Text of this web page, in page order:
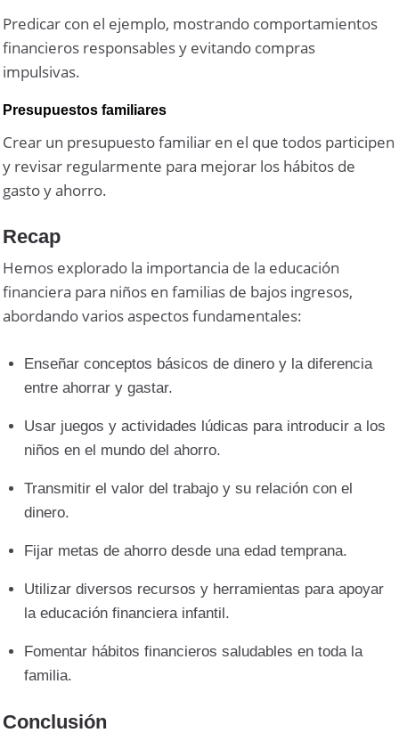
Predicar con el ejemplo, mostrando comportamientos
financieros responsables y evitando compras
impulsivas.
Presupuestos familiares
Crear un presupuesto familiar en el que todos participen
y revisar regularmente para mejorar los hábitos de
gasto y ahorro.
Recap
Hemos explorado la importancia de la educación
financiera para niños en familias de bajos ingresos,
abordando varios aspectos fundamentales:
Enseñar conceptos básicos de dinero y la diferencia
entre ahorrar y gastar.
Usar juegos y actividades lúdicas para introducir a los
niños en el mundo del ahorro.
Transmitir el valor del trabajo y su relación con el
dinero.
Fijar metas de ahorro desde una edad temprana.
Utilizar diversos recursos y herramientas para apoyar
la educación financiera infantil.
Fomentar hábitos financieros saludables en toda la
familia.
Conclusión